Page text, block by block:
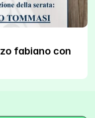
fabiano con